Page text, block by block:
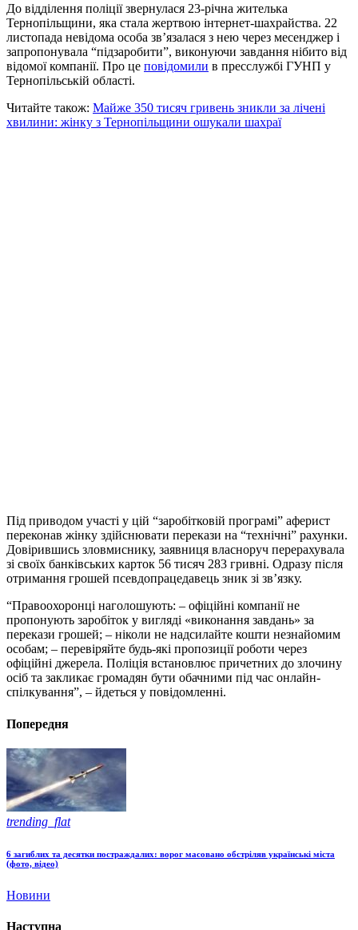
До відділення поліції звернулася 23-річна жителька
Тернопільщини, яка стала жертвою інтернет-шахрайства. 22
листопада невідома особа зв’язалася з нею через месенджер і
запропонувала “підзаробити”, виконуючи завдання нібито від
відомої компанії. Про це повідомили в пресслужбі ГУНП у
Тернопільській області.
Читайте також: Майже 350 тисяч гривень зникли за лічені
хвилини: жінку з Тернопільщини ошукали шахраї
Під приводом участі у цій “заробітковій програмі” аферист
переконав жінку здійснювати перекази на “технічні” рахунки.
Довірившись зловмиснику, заявниця власноруч перерахувала
зі своїх банківських карток 56 тисяч 283 гривні. Одразу після
отримання грошей псевдопрацедавець зник зі зв’язку.
“Правоохоронці наголошують: – офіційні компанії не
пропонують заробіток у вигляді «виконання завдань» за
перекази грошей; – ніколи не надсилайте кошти незнайомим
особам; – перевіряйте будь-які пропозиції роботи через
офіційні джерела. Поліція встановлює причетних до злочину
осіб та закликає громадян бути обачними під час онлайн-
спілкування”, – йдеться у повідомленні.
Попередня
trending_flat
6 загиблих та десятки постраждалих: ворог масовано обстріляв українські міста
(фото, відео)
Новини
Наступна